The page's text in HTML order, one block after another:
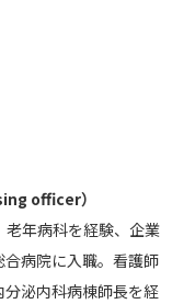
officer）
年病科を経験、企業
病院に入職。看護師
泌内科病棟師長を経